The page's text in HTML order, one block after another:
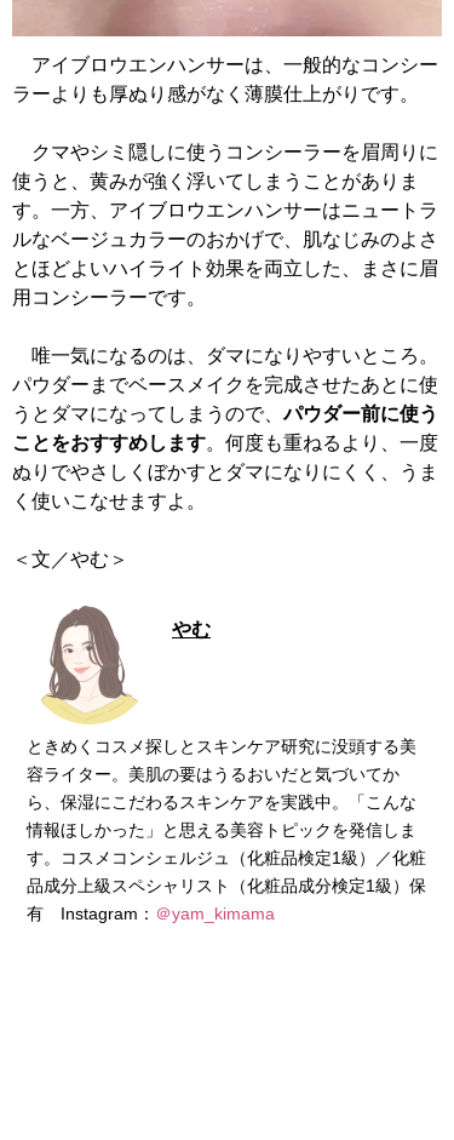
アイブロウエンハンサーは、一般的なコンシー
ラーよりも厚ぬり感がなく薄膜仕上がりです。
クマやシミ隠しに使うコンシーラーを眉周りに
使うと、黄みが強く浮いてしまうことがありま
す。一方、アイブロウエンハンサーはニュートラ
ルなベージュカラーのおかげで、肌なじみのよさ
とほどよいハイライト効果を両立した、まさに眉
用コンシーラーです。
唯一気になるのは、ダマになりやすいところ。
パウダーまでベースメイクを完成させたあとに使
うとダマになってしまうので、パウダー前に使う
ことをおすすめします。何度も重ねるより、一度
ぬりでやさしくぼかすとダマになりにくく、うま
く使いこなせますよ。
＜文／やむ＞
やむ
ときめくコスメ探しとスキンケア研究に没頭する美
容ライター。美肌の要はうるおいだと気づいてか
ら、保湿にこだわるスキンケアを実践中。「こんな
情報ほしかった」と思える美容トピックを発信しま
す。コスメコンシェルジュ（化粧品検定1級）／化粧
品成分上級スペシャリスト（化粧品成分検定1級）保
有 Instagram： ＠yam_kimama